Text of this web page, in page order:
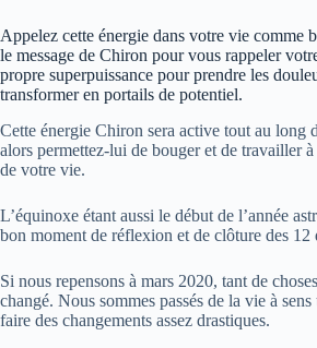
Appelez cette énergie dans votre vie comme
le message de Chiron pour vous rappeler
propre superpuissance pour prendre les
transformer en portails de potentiel.
Cette énergie Chiron sera active tout au long
alors permettez-lui de bouger et de travailler
de votre vie.
L’équinoxe étant aussi le début de l’année
bon moment de réflexion et de clôture des 12
Si nous repensons à mars 2020, tant de
changé. Nous sommes passés de la vie à
faire des changements assez drastiques.